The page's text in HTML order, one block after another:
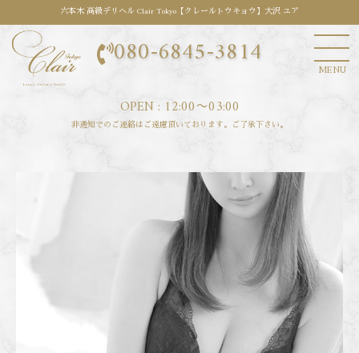
六本木 高級デリヘル Clair Tokyo【クレールトウキョウ】大沢 ユア
080-6845-3814 MENU
OPEN : 12:00〜03:00
非通知でのご連絡はご遠慮頂いております。ご了承下さい。